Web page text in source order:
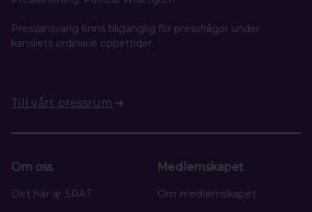
Pressansvarig finns tillgänglig för pressfrågor under
kansliets ordinarie öppettider.
Till vårt pressrum
Om oss
Det här är SRAT
Medlemskapet
Om medlemskapet